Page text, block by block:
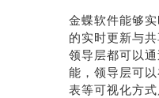
金蝶软件能够
的实时更新与
领导层都可以
能，领导层可
表等可视化方